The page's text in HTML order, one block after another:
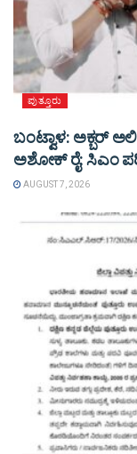
ಪುತ್ತೂರು
ಬಂಟ್ವಾಳ: ಅಕ್ಬರ್
ಅಶೋಕ್ ರೈ: ಸಿಎಂ
AUGUST 7, 2026